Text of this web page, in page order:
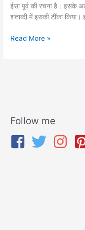
ईसा पूर्व की रचना है। इसके
शताब्दी में इसकी टींका
Read More »
Follow me
A
c